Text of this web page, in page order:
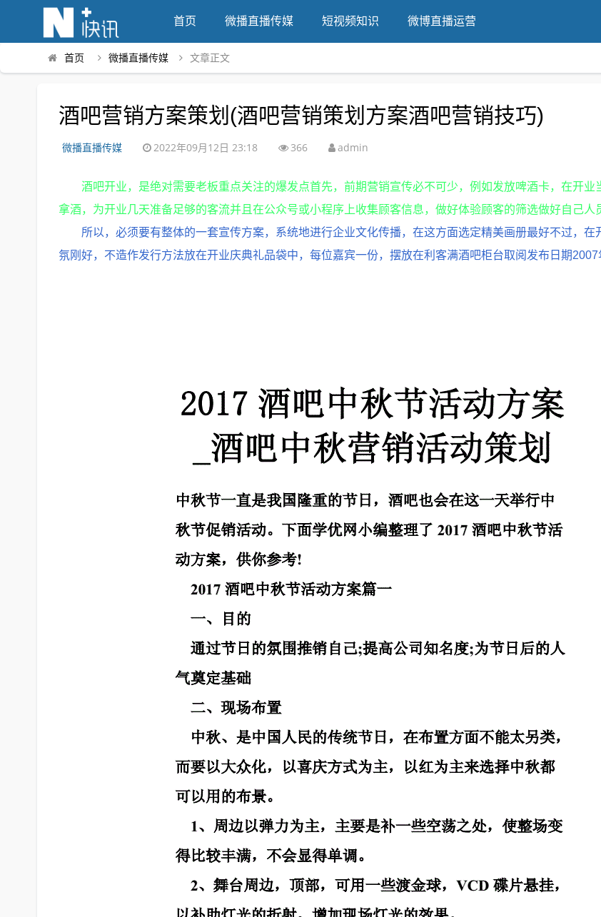
首页 微播直播传媒 短视频知识 微博直播运营
首页 微播直播传媒 文章正文
酒吧营销方案策划(酒吧营销策划方案酒吧营销技巧)
微播直播传媒 2022年09月12日 23:18 366 admin
酒吧开业，是绝对需要老板重点关注的爆发点首先，前期营销宣传必不可少，例如发放啤酒卡，在开业
拿酒，为开业几天准备足够的客流并且在公众号或小程序上收集顾客信息，做好体验顾客的筛选做好自己人
所以，必须要有整体的一套宣传方案，系统地进行企业文化传播，在这方面选定精美画册最好不过，在
氛刚好，不造作发行方法放在开业庆典礼品袋中，每位嘉宾一份，摆放在利客满酒吧柜台取阅发布日期2007